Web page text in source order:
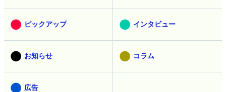
ピックアップ インタビュー
お知らせ コラム
広告